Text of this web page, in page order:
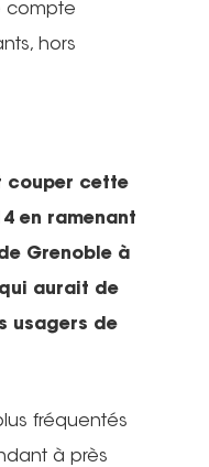
compte
hors
couper cette
en ramenant
Grenoble à
aurait de
usagers de
fréquentés
à près